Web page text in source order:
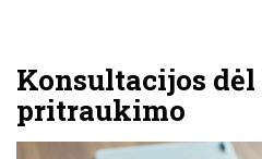
Konsultacijos
pritraukimo